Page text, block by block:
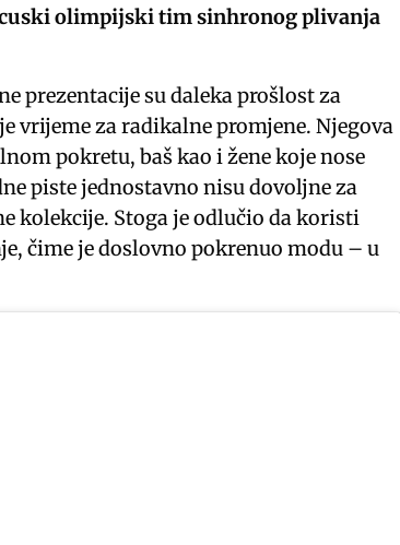
olimpijski tim sinhronog plivanja
prezentacije su daleka prošlost za
vrijeme za radikalne promjene. Njegova
pokretu, baš kao i žene koje nose
piste jednostavno nisu dovoljne za
kolekcije. Stoga je odlučio da koristi
čime je doslovno pokrenuo modu – u